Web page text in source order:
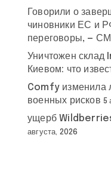
Говорили о
чиновники ЕС и
переговоры, —
Уничтожен
Киевом: что
Comfy изменила
военных рисков 5
ущерб
августа, 2026